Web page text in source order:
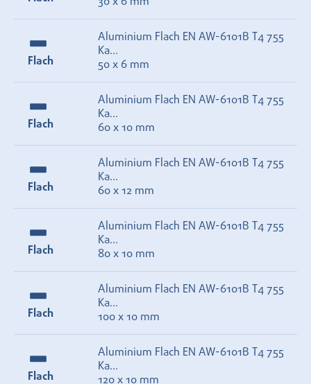
Flach
Aluminium Flach EN AW-6101B T4 755
Ka...
50 x 6 mm
Flach
Aluminium Flach EN AW-6101B T4 755
Ka...
60 x 10 mm
Flach
Aluminium Flach EN AW-6101B T4 755
Ka...
60 x 12 mm
Flach
Aluminium Flach EN AW-6101B T4 755
Ka...
80 x 10 mm
Flach
Aluminium Flach EN AW-6101B T4 755
Ka...
100 x 10 mm
Flach
Aluminium Flach EN AW-6101B T4 755
Ka...
120 x 10 mm